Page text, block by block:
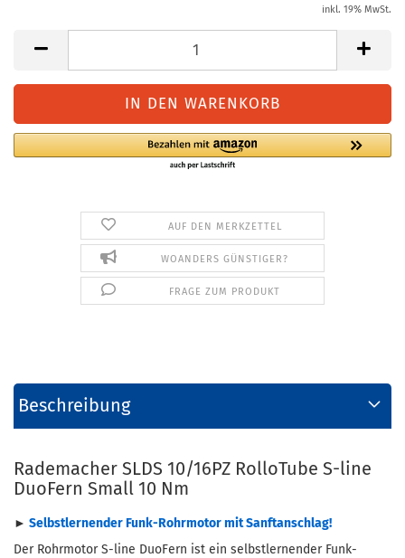
inkl. 19% MwSt.
AUF DEN MERKZETTEL
WOANDERS GÜNSTIGER?
FRAGE ZUM PRODUKT
Beschreibung
Rademacher SLDS 10/16PZ RolloTube S-line
DuoFern Small 10 Nm
► Selbstlernender Funk-Rohrmotor mit Sanftanschlag!
Der Rohrmotor S-line DuoFern ist ein selbstlernender Funk-